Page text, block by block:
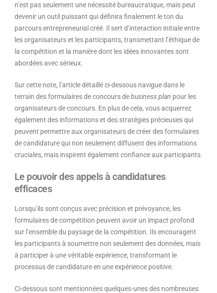
n’est pas seulement une nécessité bureaucratique, mais peut
devenir un outil puissant qui définira finalement le ton du
parcours entrepreneurial créé. Il sert d’interaction initiale entre
les organisateurs et les participants, transmettant l’éthique de
la compétition et la manière dont les idées innovantes sont
abordées avec sérieux.
Sur cette note, l’article détaillé ci-dessous navigue dans le
terrain des formulaires de concours debusiness plan pour les
organisateurs de concours. En plus de cela, vous acquerrez
également des informations et des stratégies précieuses qui
peuvent permettre aux organisateurs de créer des formulaires
de candidature qui non seulement diffusent des informations
cruciales, mais inspirent également confiance aux participants.
Le pouvoir des appels à candidatures
efficaces
Lorsqu’ils sont conçus avec précision et prévoyance, les
formulaires de compétition peuvent avoir un impact profond
sur l’ensemble du paysage de la compétition. Ils encouragent
les participants à soumettre non seulement des données, mais
à participer à une véritable expérience, transformant le
processus de candidature en une expérience positive.
Ci-dessous sont mentionnées quelques-unes des nombreuses